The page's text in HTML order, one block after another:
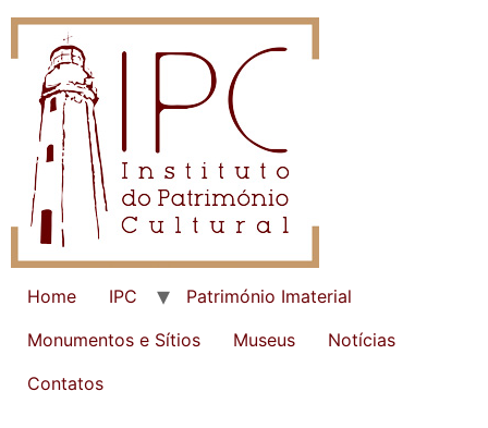
Home IPC
Património Imaterial
Monumentos e Sítios
Museus
Notícias
Contatos